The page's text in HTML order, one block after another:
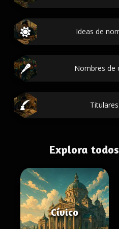
Ideas de
Nombres de
Explora
Cívico